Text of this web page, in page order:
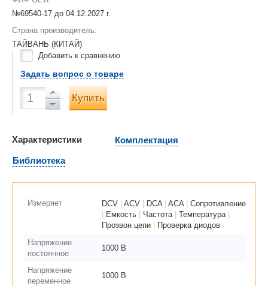
№69540-17 до 04.12.2027 г.
Страна производитель:
ТАЙВАНЬ (КИТАЙ)
Добавить к сравнению
Задать вопрос о товаре
Купить
Характеристики
Комплектация
Библиотека
Измеряет DCV ACV DCA ACA
Сопротивление
Емкость Частота Температура
Прозвон цепи
Проверка диодов
Напряжение
постоянное
1000 В
Напряжение
переменное
1000 В